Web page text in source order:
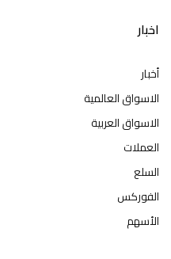
اخبار
أخبار
الاسواق العالمية
الاسواق العربية
العملات
السلع
الفوركس
الأسهم